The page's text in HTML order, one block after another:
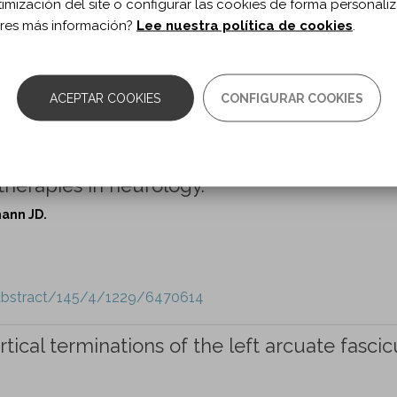
145/4/1211/6473909
in neurology.
JD.
145/4/1229/6470614
terminations of the left arcuate
del site o configurar las cookies de forma
más información? Lee nuestra política de cookies
ACEPTAR COOKIES CONFIGURAR COOKIES